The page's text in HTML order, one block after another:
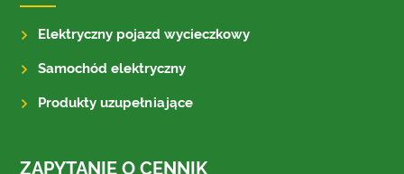
Elektryczny pojazd wycieczkowy
Samochód elektryczny
Produkty uzupełniające
ZAPYTANIE O CENNIK